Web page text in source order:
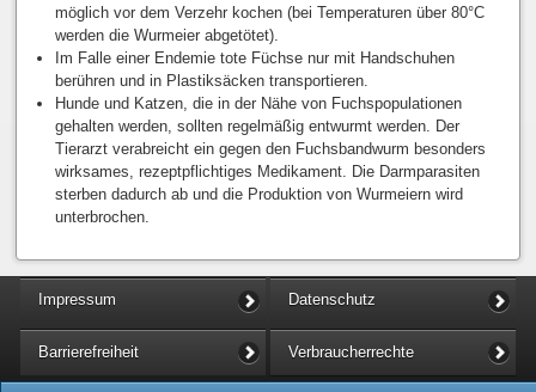
möglich vor dem Verzehr kochen (bei Temperaturen über 80°C
werden die Wurmeier abgetötet).
Im Falle einer Endemie tote Füchse nur mit Handschuhen
berühren und in Plastiksäcken transportieren.
Hunde und Katzen, die in der Nähe von Fuchspopulationen
gehalten werden, sollten regelmäßig entwurmt werden. Der
Tierarzt verabreicht ein gegen den Fuchsbandwurm besonders
wirksames, rezeptpflichtiges Medikament. Die Darmparasiten
sterben dadurch ab und die Produktion von Wurmeiern wird
unterbrochen.
Impressum Datenschutz
Barrierefreiheit Verbraucherrechte